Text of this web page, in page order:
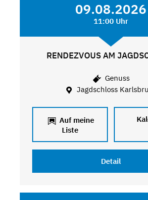
09.08.2026
11:00 Uhr
RENDEZVOUS AM
Genuss
Jagdschloss
Auf meine
Liste
Detail